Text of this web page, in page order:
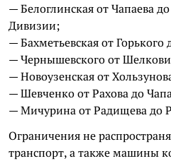
— Белоглинская от Чапаева
Дивизии;
— Бахметьевская от Горького
— Чернышевского от
— Новоузенская от
— Шевченко от Рахова до
— Мичурина от Радищева до
Ограничения не
транспорт, а также машины